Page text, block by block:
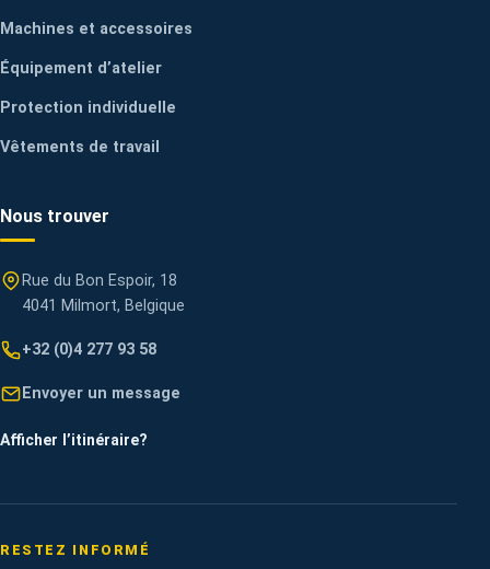
Machines et accessoires
Équipement d’atelier
Protection individuelle
Vêtements de travail
Nous trouver
Rue du Bon Espoir, 18
4041 Milmort, Belgique
+32 (0)4 277 93 58
Envoyer un message
Afficher l’itinéraire?
RESTEZ INFORMÉ